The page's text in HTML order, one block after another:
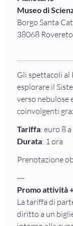
Museo di
Borgo Santa
38068
Gli spettacoli al
esplorare il
verso nebulose
coinvolgenti
Tariffa: euro 8
Durata: 1 ora
Prenotazione
---
Promo attività
La tariffa di
diritto a un